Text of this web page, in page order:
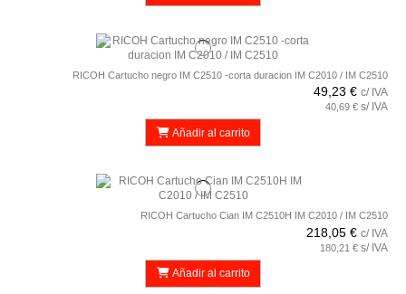
RICOH Cartucho negro IM C2510 -corta duracion IM C2010 / IM C2510
49,23 € c/ IVA
40,69 € s/ IVA
Añadir al carrito
RICOH Cartucho Cian IM C2510H IM C2010 / IM C2510
218,05 € c/ IVA
180,21 € s/ IVA
Añadir al carrito